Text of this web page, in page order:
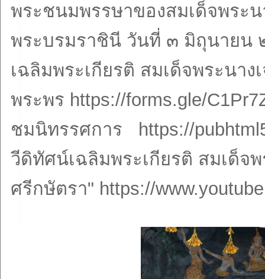
พระชนมพรรษาของสมเด็จพระ
พระบรมราชินี วันที่ ๓ มิถุนายน
เฉลิมพระเกียรติ สมเด็จพระนา
พระพร https://forms.gle/
ชมนิทรรศการ https://
วีดิทัศน์เฉลิมพระเกียรติ สมเด็จ
ศรีกษัตรา" https://